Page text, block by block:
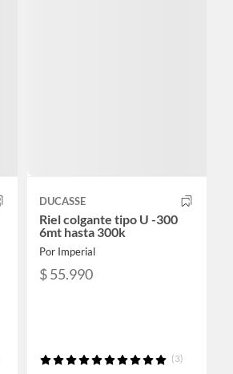
DUCASSE
Riel colgante tipo U -300
6mt hasta 300k
Por Imperial
$ 55.990
(3)